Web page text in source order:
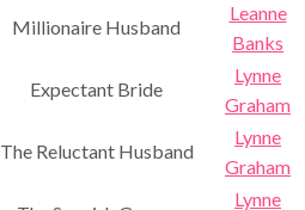
Millionaire Husband
Leanne
Banks
Expectant Bride
Lynne
Graham
The Reluctant Husband
Lynne
Graham
Lynne